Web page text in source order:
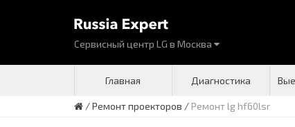
Сервисный центр LG в Москва
Главная Диагностика
/Ремонт проекторов /Ремонт lg hf60lsr